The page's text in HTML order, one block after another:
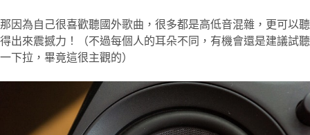
那因為自己很喜歡聽國外歌曲，很多都是高低音混雜，更可以聽
得出來震撼力！（不過每個人的耳朵不同，有機會還是建議試聽
一下拉，畢竟這很主觀的）